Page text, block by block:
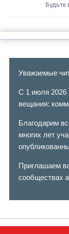
Будьте
Уважаемые
С 1 июля 2026
вещания:
Благодарим
многих лет
Приглашаем
сообществах